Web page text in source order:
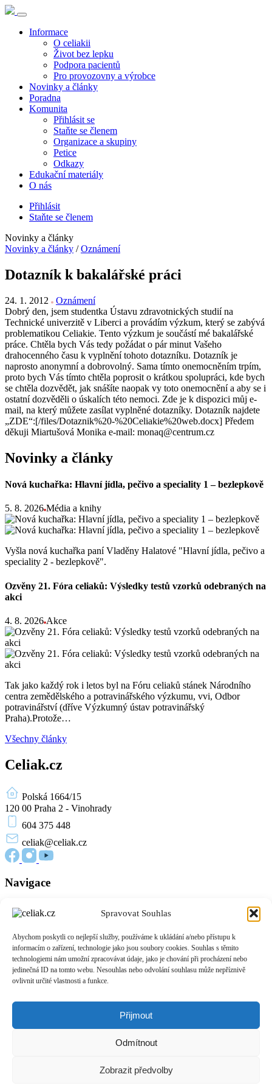
Spravovat Souhlas
Abychom poskytli co nejlepší služby, používáme k ukládání a/nebo přístupu k
informacím o zařízení, technologie jako jsou soubory cookies. Souhlas s těmito
technologiemi nám umožní zpracovávat údaje, jako je chování při procházení nebo
jedinečná ID na tomto webu. Nesouhlas nebo odvolání souhlasu může nepříznivě
ovlivnit určité vlastnosti a funkce.
Přijmout
Odmítnout
Zobrazit předvolby
Informace
O celiakii
Život bez lepku
Podpora pacientů
Pro provozovny a výrobce
Novinky a články
Poradna
Komunita
Přihlásit se
Staňte se členem
Organizace a skupiny
Petice
Odkazy
Edukační materiály
O nás
Přihlásit
Staňte se členem
Novinky a články
Novinky a články / Oznámení
Dotazník k bakalářské práci
24. 1. 2012
Oznámení
Dobrý den, jsem studentka Ústavu zdravotnických studií na
Technické univerzitě v Liberci a provádím výzkum, který se zabývá
problematikou Celiakie. Tento výzkum je součástí mé bakalářské
práce. Chtěla bych Vás tedy požádat o pár minut Vašeho
drahocenného času k vyplnění tohoto dotazníku. Dotazník je
naprosto anonymní a dobrovolný. Sama tímto onemocněním trpím,
proto bych Vás tímto chtěla poprosit o krátkou spolupráci, kde bych
se chtěla dozvědět, jak snášíte naopak vy toto onemocnění a aby se i
ostatní dozvěděli o úskalích této nemoci. Zde je k dispozici můj e-
mail, na který můžete zasílat vyplněné dotazníky. Dotazník najdete
„ZDE“:[/files/Dotaznik%20-%20Celiakie%20web.docx] Předem
děkuji Miartušová Monika e-mail: monaq@centrum.cz
Novinky a články
Nová kuchařka: Hlavní jídla, pečivo a speciality 1 – bezlepkově
5. 8. 2026 Média a knihy
Vyšla nová kuchařka paní Vladěny Halatové "Hlavní jídla, pečivo a
speciality 2 - bezlepkově".
Ozvěny 21. Fóra celiaků: Výsledky testů vzorků odebraných na
akci
4. 8. 2026 Akce
Tak jako každý rok i letos byl na Fóru celiaků stánek Národního
centra zemědělského a potravinářského výzkumu, vvi, Odbor
potravinářství (dříve Výzkumný ústav potravinářský
Praha).Protože…
Všechny články
Celiak.cz
Polská 1664/15
120 00 Praha 2 - Vinohrady
604 375 448
celiak@celiak.cz
Navigace
Edukační materiály
Přihlášení
Zásady cookies (EU)
Informace
Pro provozovny a výrobce